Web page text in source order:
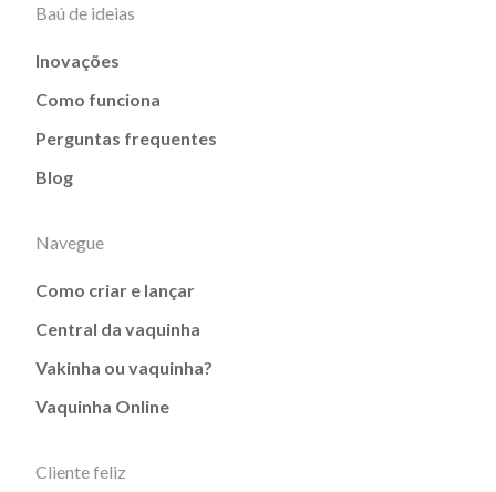
Baú de ideias
Inovações
Como funciona
Perguntas frequentes
Blog
Navegue
Como criar e lançar
Central da vaquinha
Vakinha ou vaquinha?
Vaquinha Online
Cliente feliz